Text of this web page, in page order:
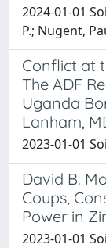
2024-01-01
P.; Nugent,
Conflict at
The ADF
Uganda
Lanham,
2023-01-01
David B.
Coups,
Power in
2023-01-01